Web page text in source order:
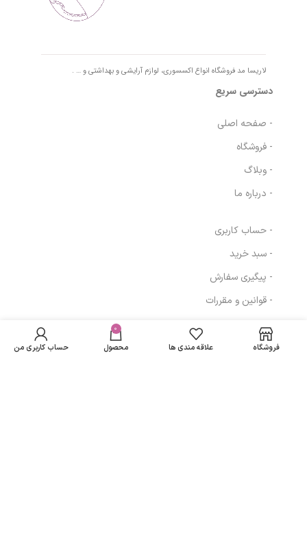
لاریسا مد فروشگاه انواع اکسسوری، لوازم آرایشی و بهداشتی و … .
دسترسی سریع
- صفحه اصلی
- فروشگاه
- وبلاگ
- درباره ما
- حساب کاربری
- سبد خرید
- پیگیری سفارش
- قوانین و مقررات
مسیرهای ارتباطی
پوست درمالیفت
مدل Firmalift
تومان
باشد فروشگاه علاقه مندی ها
0
محصول حساب کاربری من